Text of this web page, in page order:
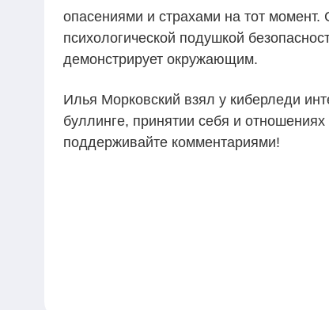
опасениями и страхами на тот момент.
психологической подушкой
демонстрирует окружающим.
Илья Морковский взял у киберледи
буллинге, принятии себя и
поддерживайте комментариями!